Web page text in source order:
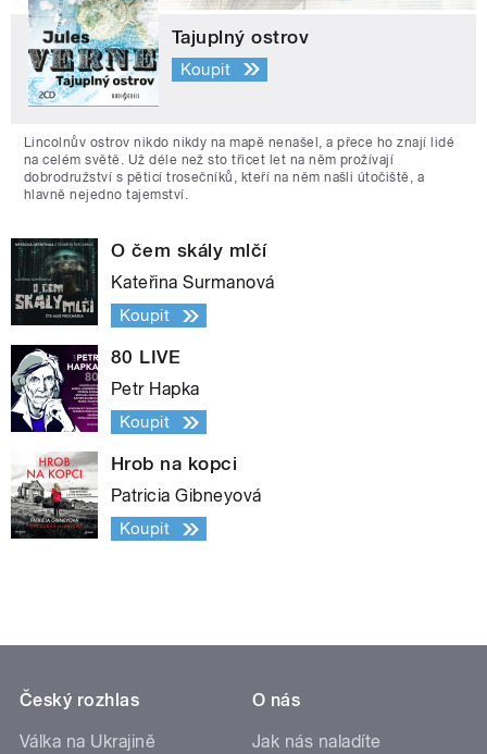
Tajuplný ostrov
Koupit
Lincolnův ostrov nikdo nikdy na mapě nenašel, a přece ho znají lidé
na celém světě. Už déle než sto třicet let na něm prožívají
dobrodružství s pěticí trosečníků, kteří na něm našli útočiště, a
hlavně nejedno tajemství.
O čem skály mlčí
Kateřina Surmanová
Koupit
80 LIVE
Petr Hapka
Koupit
Hrob na kopci
Patricia Gibneyová
Koupit
Český rozhlas
Válka na Ukrajině
O nás
Jak nás naladíte